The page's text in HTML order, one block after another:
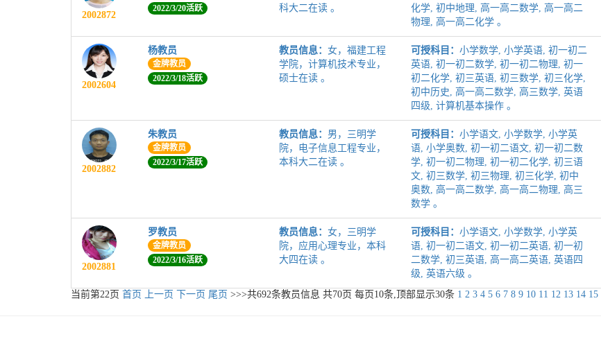
2002872
2022/3/20活跃
科大二在读 。
化学, 初中地理, 高一高二数学, 高一高二
物理, 高一高二化学 。
2002604
杨教员
金牌教员
2022/3/18活跃
教员信息：女，福建工程
学院，计算机技术专业，
硕士在读 。
可授科目：小学数学, 小学英语, 初一初二
英语, 初一初二数学, 初一初二物理, 初一
初二化学, 初三英语, 初三数学, 初三化学,
初中历史, 高一高二数学, 高三数学, 英语
四级, 计算机基本操作 。
2002882
朱教员
金牌教员
2022/3/17活跃
教员信息： 男，三明学
院，电子信息工程专业，
本科大二在读 。
可授科目：小学语文, 小学数学, 小学英
语, 小学奥数, 初一初二语文, 初一初二数
学, 初一初二物理, 初一初二化学, 初三语
文, 初三数学, 初三物理, 初三化学, 初中
奥数, 高一高二数学, 高一高二物理, 高三
数学 。
2002881
罗教员
金牌教员
2022/3/16活跃
教员信息：女，三明学
院，应用心理专业，本科
大四在读 。
可授科目：小学语文, 小学数学, 小学英
语, 初一初二语文, 初一初二英语, 初一初
二数学, 初三英语, 高一高二英语, 英语四
级, 英语六级 。
当前第22页 首页 上一页 下一页 尾页 >>>共692条教员信息 共70页 每页 10条,顶部显示30条 1 2 3 4 5 6 7 8 9 10 11 12 13 14 15